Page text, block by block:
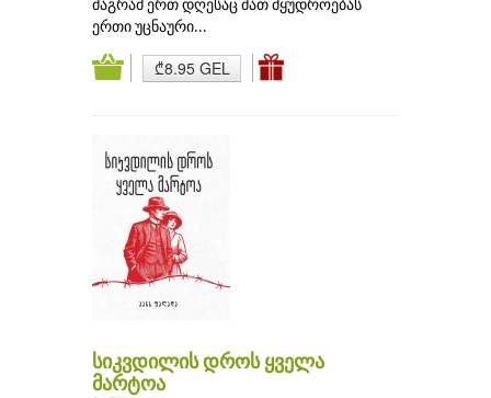
მაგრამ ერთ დღესაც მათ მყუდროებას
ერთი უცნაური...
₾8.95 GEL
სიკვდილის დროს ყველა
მარტოა